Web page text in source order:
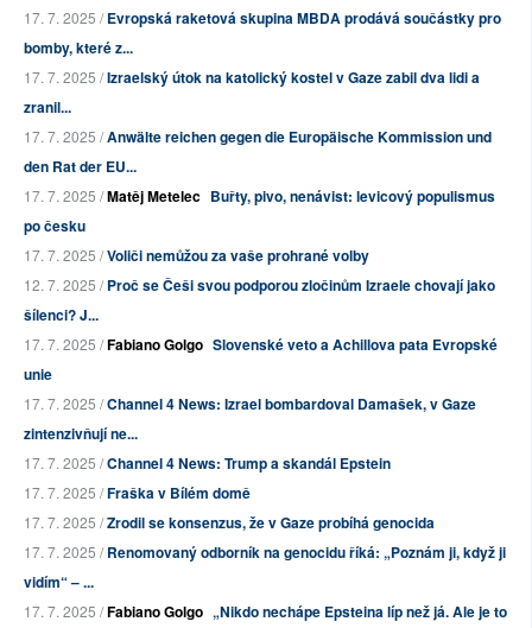
17. 7. 2025 /Evropská raketová skupina MBDA prodává součástky pro
bomby, které z...
17. 7. 2025 /Izraelský útok na katolický kostel v Gaze zabil dva lidi a
zranil...
17. 7. 2025 /Anwälte reichen gegen die Europäische Kommission und
den Rat der EU...
17. 7. 2025 /Matěj Metelec Buřty, pivo, nenávist: levicový populismus
po česku
17. 7. 2025 /Voliči nemůžou za vaše prohrané volby
12. 7. 2025 /Proč se Češi svou podporou zločinům Izraele chovají jako
šílenci? J...
17. 7. 2025 /Fabiano Golgo Slovenské veto a Achillova pata Evropské
unie
17. 7. 2025 /Channel 4 News: Izrael bombardoval Damašek, v Gaze
zintenzivňují ne...
17. 7. 2025 /Channel 4 News: Trump a skandál Epstein
17. 7. 2025 /Fraška v Bílém domě
17. 7. 2025 /Zrodil se konsenzus, že v Gaze probíhá genocida
17. 7. 2025 /Renomovaný odborník na genocidu říká: „Poznám ji, když ji
vidím“ – ...
17. 7. 2025 /Fabiano Golgo „Nikdo nechápe Epsteina líp než já. Ale je to